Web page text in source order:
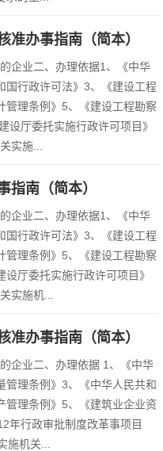
准办事指南（简本）
企业二、办理依据1、《中华
国行政许可法》3、《建设工程
管理条例》5、《建设工程勘察
设厅委托实施行政许可项目》
实施...
指南（简本）
企业二、办理依据1、《中华
国行政许可法》3、《建设工程
管理条例》5、《建设工程勘察
厅委托实施行政许可项目》
实施机...
准办事指南（简本）
企业二、办理依据 1、《中华
管理条例》3、《中华人民共和
管理条例》5、《建筑业企业资
年行政审批制度改革事项目
施机关...